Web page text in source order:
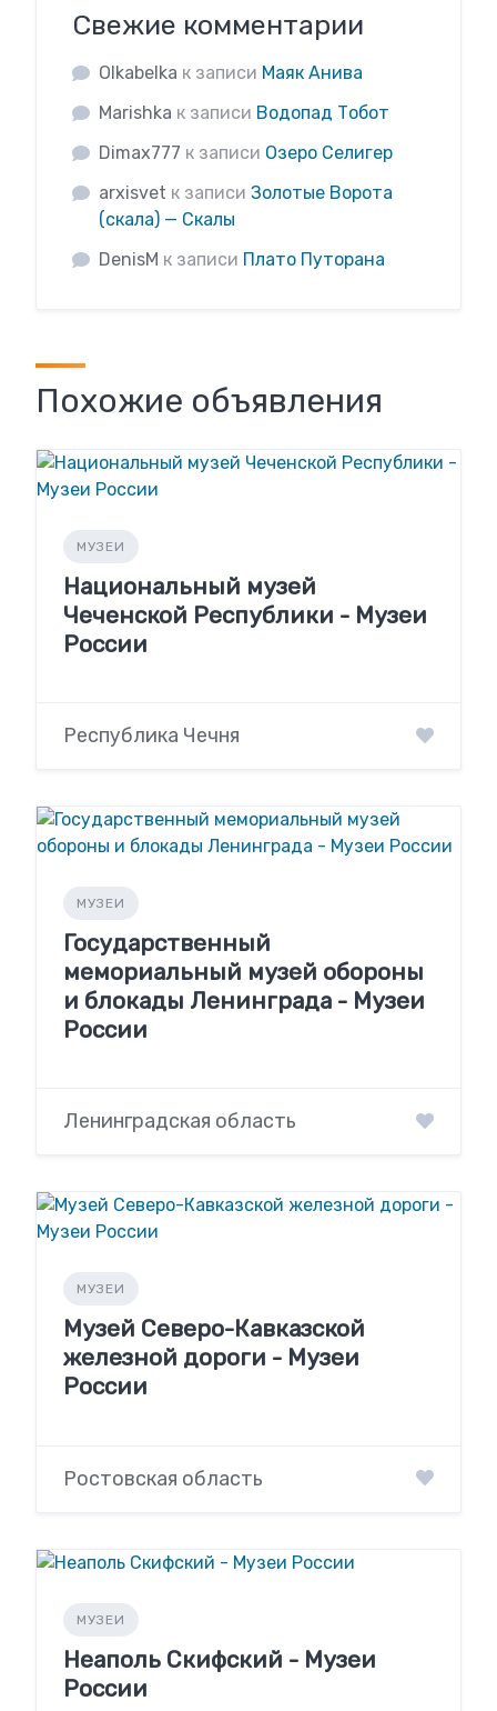
Свежие комментарии
Olkabelka к записи Маяк Анива
Marishka к записи Водопад Тобот
Dimax777 к записи Озеро Селигер
arxisvet к записи Золотые Ворота
(скала) — Скалы
DenisM к записи Плато Путорана
Похожие объявления
МУЗЕИ
Национальный музей
Чеченской Республики - Музеи
России
Республика Чечня
МУЗЕИ
Государственный
мемориальный музей обороны
и блокады Ленинграда - Музеи
России
Ленинградская область
МУЗЕИ
Музей Северо-Кавказской
железной дороги - Музеи
России
Ростовская область
МУЗЕИ
Неаполь Скифский - Музеи
России